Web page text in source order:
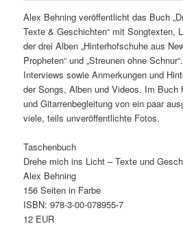
Alex Behning veröffentlicht das Buch
Texte & Geschichten“ mit Songtexten,
der drei Alben „Hinterhofschuhe aus
Propheten“ und „Streunen ohne
Interviews sowie Anmerkungen und
der Songs, Alben und Videos. Im Buch
und Gitarrenbegleitung von ein paar
viele, teils unveröffentlichte Fotos.
Taschenbuch
Drehe mich ins Licht – Texte und
Alex Behning
156 Seiten in Farbe
ISBN: 978-3-00-078955-7
12 EUR